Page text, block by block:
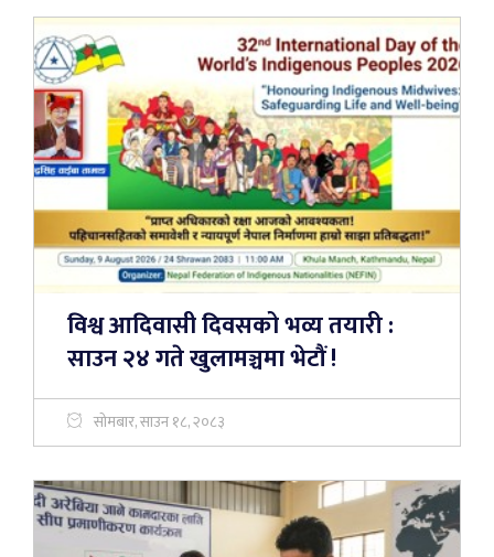
विश्व आदिवासी दिवसको भव्य तयारी :
साउन २४ गते खुलामञ्चमा भेटौं !
सोमबार, साउन १८, २०८३